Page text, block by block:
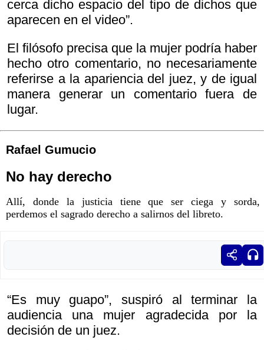
cerca dicho espacio del tipo de dichos que
aparecen en el video”.
El filósofo precisa que la mujer podría haber
hecho otro comentario, no necesariamente
referirse a la apariencia del juez, y de igual
manera generar un comentario fuera de
lugar.
Rafael Gumucio
No hay derecho
Allí, donde la justicia tiene que ser ciega y sorda,
perdemos el sagrado derecho a salirnos del libreto.
“Es muy guapo”, suspiró al terminar la
audiencia una mujer agradecida por la
decisión de un juez.